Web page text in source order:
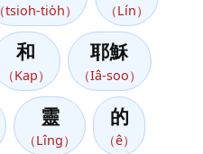
（tsioh-tio̍h） （Lín）
和
（Kap）
耶穌
（Iâ-soo）
靈
（Lîng）
的
（ê）